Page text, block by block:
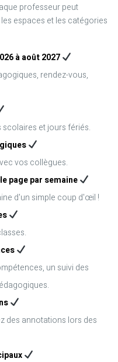
professeur peut
espaces et les catégories
à août 2027
rendez-vous,
et jours fériés.
vos collègues.
page par semaine
d'un simple coup d'œil !
un suivi des
des annotations lors des